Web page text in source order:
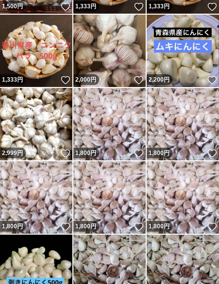
1,500円 いいね！
1,333円 いいね！
1,333円
1,333円 いいね！
2,000円 いいね！
2,200円
2,999円 いいね！
1,800円 いいね！
1,800円
1,800円 いいね！
1,800円 いいね！
1,800円